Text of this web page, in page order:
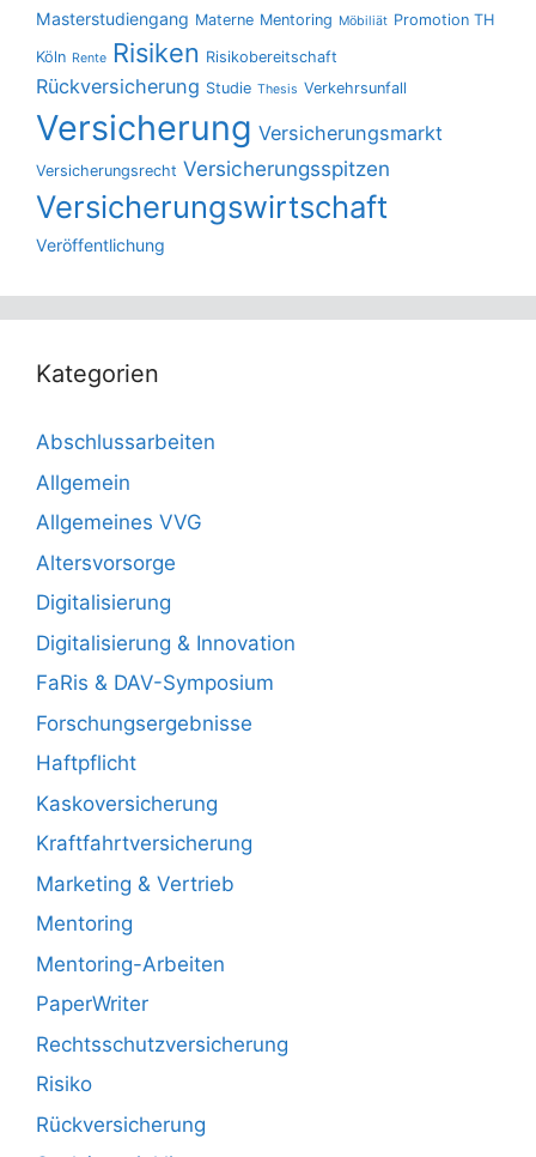
Masterstudiengang Materne Mentoring Möbiliät Promotion TH
Köln Rente Risiken Risikobereitschaft
Rückversicherung Studie Thesis Verkehrsunfall
Versicherung Versicherungsmarkt
Versicherungsrecht Versicherungsspitzen
Versicherungswirtschaft
Veröffentlichung
Kategorien
Abschlussarbeiten
Allgemein
Allgemeines VVG
Altersvorsorge
Digitalisierung
Digitalisierung & Innovation
FaRis & DAV-Symposium
Forschungsergebnisse
Haftpflicht
Kaskoversicherung
Kraftfahrtversicherung
Marketing & Vertrieb
Mentoring
Mentoring-Arbeiten
PaperWriter
Rechtsschutzversicherung
Risiko
Rückversicherung